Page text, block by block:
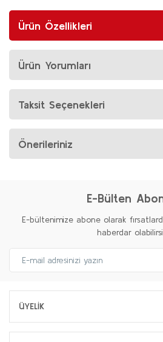
Ürün Özellikleri
Ürün Yorumları
Taksit Seçenekleri
Önerileriniz
E-Bülten
E-bültenimize abone olarak
haberdar
ÜYELİK